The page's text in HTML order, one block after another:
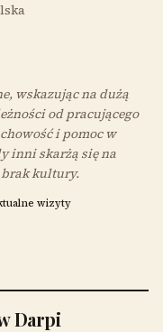
wskazując na dużą
od pracującego
i pomoc w
inni skarżą się na
brak kultury.
wizyty
Darpi